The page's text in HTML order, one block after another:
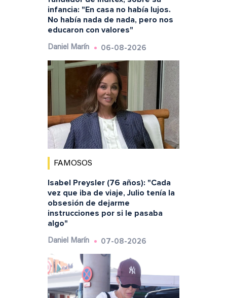
infancia: "En casa no había lujos.
No había nada de nada, pero nos
educaron con valores"
Daniel Marín 06-08-2026
FAMOSOS
Isabel Preysler (76 años): "Cada
vez que iba de viaje, Julio tenía la
obsesión de dejarme
instrucciones por si le pasaba
algo"
Daniel Marín 07-08-2026